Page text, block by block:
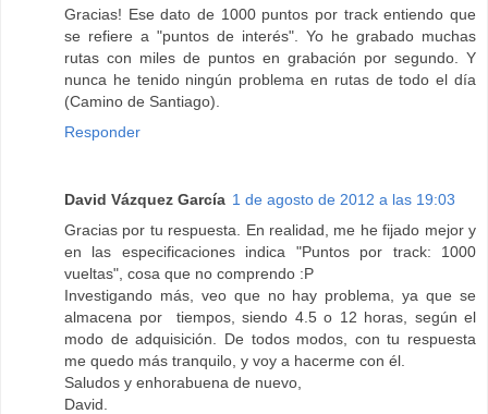
Gracias! Ese dato de 1000 puntos por track entiendo que
se refiere a "puntos de interés". Yo he grabado muchas
rutas con miles de puntos en grabación por segundo. Y
nunca he tenido ningún problema en rutas de todo el día
(Camino de Santiago).
Responder
David Vázquez García 1 de agosto de 2012 a las 19:03
Gracias por tu respuesta. En realidad, me he fijado mejor y
en las especificaciones indica "Puntos por track: 1000
vueltas", cosa que no comprendo :P
Investigando más, veo que no hay problema, ya que se
almacena por tiempos, siendo 4.5 o 12 horas, según el
modo de adquisición. De todos modos, con tu respuesta
me quedo más tranquilo, y voy a hacerme con él.
Saludos y enhorabuena de nuevo,
David.